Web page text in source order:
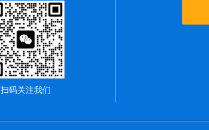
扫码关注我们